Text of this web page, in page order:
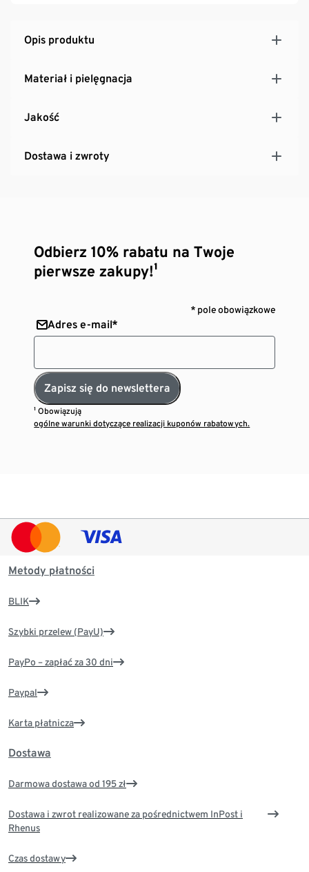
Opis produktu
Materiał i pielęgnacja
Jakość
Dostawa i zwroty
Odbierz 10% rabatu na Twoje
pierwsze zakupy!¹
* pole obowiązkowe
Adres e-mail*
Zapisz się do newslettera
¹ Obowiązują
ogólne warunki dotyczące realizacji kuponów rabatowych.
Metody płatności
BLIK
Szybki przelew (PayU)
PayPo – zapłać za 30 dni
Paypal
Karta płatnicza
Dostawa
Darmowa dostawa od 195 zł
Dostawa i zwrot realizowane za pośrednictwem InPost i
Rhenus
Czas dostawy